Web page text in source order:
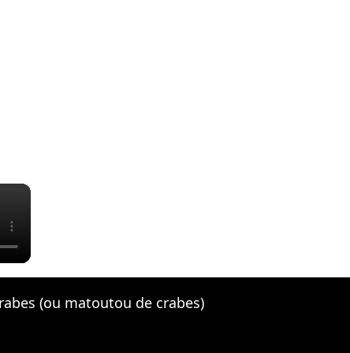
×
(ou matoutou de crabes)